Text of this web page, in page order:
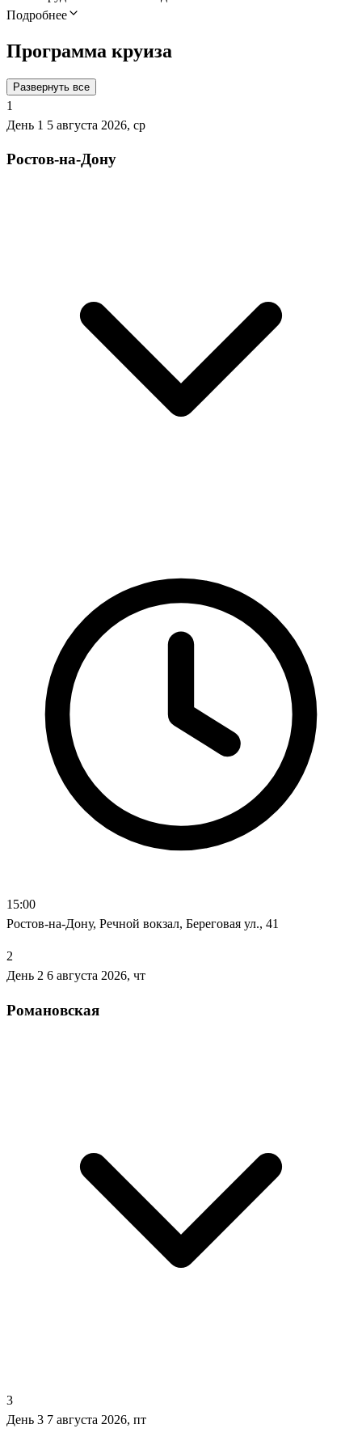
Подробнее
Программа круиза
Развернуть все
1
День 1 5 августа 2026, ср
Ростов-на-Дону
15:00
Ростов-на-Дону, Речной вокзал, Береговая ул., 41
2
День 2 6 августа 2026, чт
Романовская
3
День 3 7 августа 2026, пт